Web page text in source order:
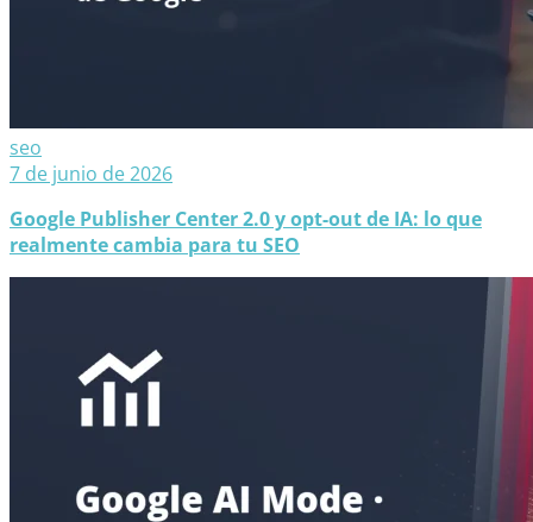
seo
7 de junio de 2026
Google Publisher Center 2.0 y opt-out de IA: lo que
realmente cambia para tu SEO